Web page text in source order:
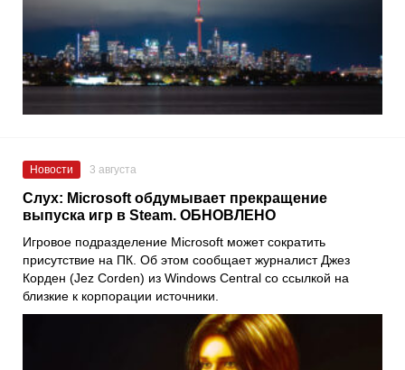
Новости 3 августа
Слух: Microsoft обдумывает прекращение
выпуска игр в Steam. ОБНОВЛЕНО
Игровое подразделение Microsoft может сократить
присутствие на ПК. Об этом сообщает журналист Джез
Корден (Jez Corden) из Windows Central со ссылкой на
близкие к корпорации источники.